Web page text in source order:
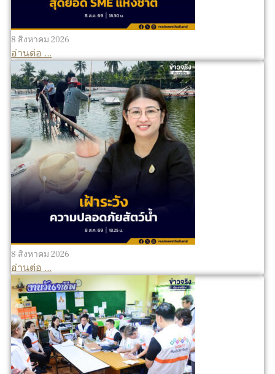
8 สิงหาคม 2026
อ่านต่อ ...
8 สิงหาคม 2026
อ่านต่อ ...